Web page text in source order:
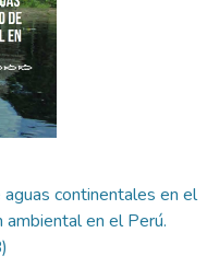
continentales en el
ambiental en el Perú.